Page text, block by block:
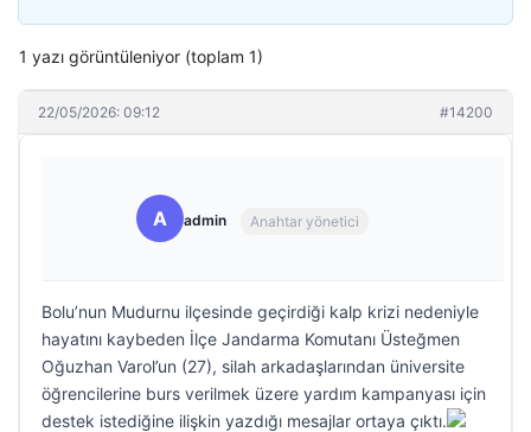
1 yazı görüntüleniyor (toplam 1)
22/05/2026: 09:12 #14200
A admin Anahtar yönetici
Bolu’nun Mudurnu ilçesinde geçirdiği kalp krizi nedeniyle
hayatını kaybeden İlçe Jandarma Komutanı Üsteğmen
Oğuzhan Varol’un (27), silah arkadaşlarından üniversite
öğrencilerine burs verilmek üzere yardım kampanyası için
destek istediğine ilişkin yazdığı mesajlar ortaya çıktı.